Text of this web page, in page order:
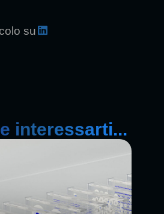
su
interessarti...